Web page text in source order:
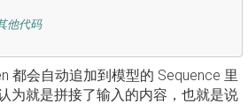
代码
都会自动追加到模型的 Sequence 里
为就是拼接了输入的内容，也就是说